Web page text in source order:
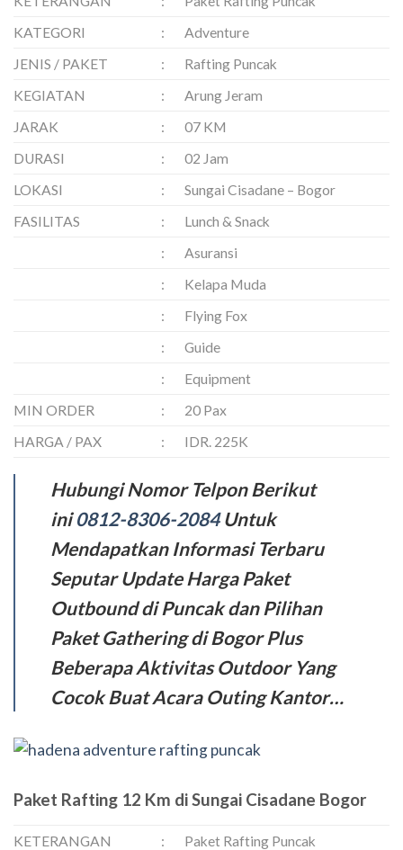
KATEGORI
:
Adventure
JENIS / PAKET
:
Rafting Puncak
KEGIATAN
:
Arung Jeram
JARAK
:
07 KM
DURASI
:
02 Jam
LOKASI
:
Sungai Cisadane – Bogor
FASILITAS
:
Lunch & Snack
:
Asuransi
:
Kelapa Muda
:
Flying Fox
:
Guide
:
Equipment
MIN ORDER
:
20 Pax
HARGA / PAX
: IDR. 225K
Hubungi Nomor Telpon Berikut
ini0812-8306-2084Untuk
Mendapatkan Informasi Terbaru
Seputar Update Harga Paket
Outbound di Puncak dan Pilihan
Paket Gathering di Bogor Plus
Beberapa Aktivitas Outdoor Yang
Cocok Buat Acara Outing Kantor…
Paket Rafting 12 Km di Sungai Cisadane Bogor
KETERANGAN :
Paket Rafting Puncak